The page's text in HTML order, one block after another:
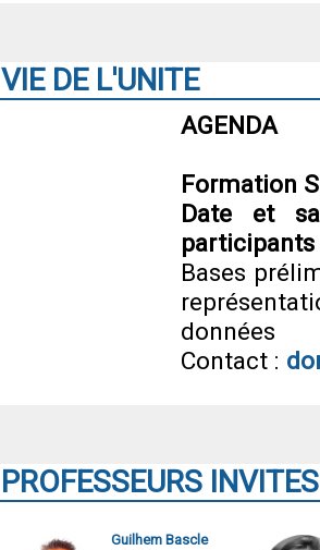
VIE DE L'UNITE
AGENDA
Formation
Date et
participants
Bases
données
Contact :
PROFESSEURS INVITES
Guilhem Bascle